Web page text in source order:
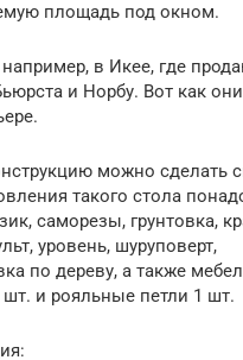
площадь под окном.
в Икее, где
и Норбу. Вот как они
можно сделать
такого стола
саморезы, грунтовка,
уровень, шуруповерт,
по дереву, а также
шт. и рояльные петли 1 шт.